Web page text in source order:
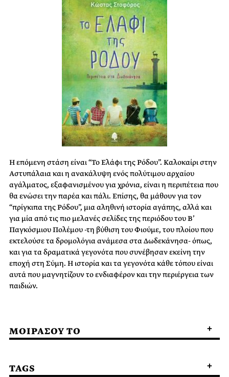
Η επόμενη στάση είναι “Το Ελάφι της Ρόδου”. Καλοκαίρι στην
Αστυπάλαια και η ανακάλυψη ενός πολύτιμου αρχαίου
αγάλματος, εξαφανισμένου για χρόνια, είναι η περιπέτεια που
θα ενώσει την παρέα και πάλι. Επίσης, θα μάθουν για τον
“πρίγκιπα της Ρόδου”, μια αληθινή ιστορία αγάπης, αλλά και
για μία από τις πιο μελανές σελίδες της περιόδου του Β’
Παγκόσμιου Πολέμου -τη βύθιση του Φιούμε, του πλοίου που
εκτελούσε τα δρομολόγια ανάμεσα στα Δωδεκάνησα- όπως,
και για τα δραματικά γεγονότα που συνέβησαν εκείνη την
εποχή στη Σύμη. Η ιστορία και τα γεγονότα κάθε τόπου είναι
αυτά που μαγνητίζουν το ενδιαφέρον και την περιέργεια των
παιδιών.
ΜΟΙΡΑΣΟΥ ΤΟ
TAGS